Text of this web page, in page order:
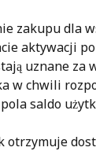
zakupu dla
aktywacji
uznane za
w chwili
saldo
otrzymuje